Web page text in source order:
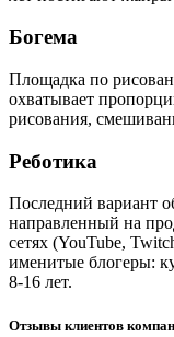
Богема
Площадка по
охватывает
рисования,
Реботика
Последний вариант
направленный на
сетях (YouTube,
именитые блогеры:
8-16 лет.
Отзывы клиентов